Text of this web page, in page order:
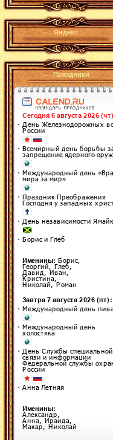
Яндекс
Праздники